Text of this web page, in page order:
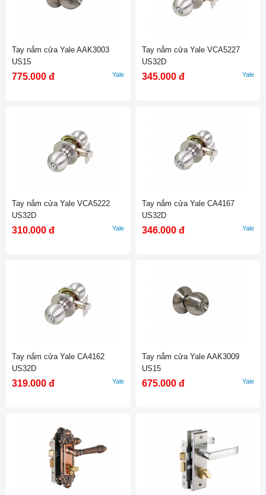
Tay nắm cửa Yale AAK3003
US15
775.000 đ Yale
Tay nắm cửa Yale VCA5227
US32D
345.000 đ Yale
Tay nắm cửa Yale VCA5222
US32D
310.000 đ Yale
Tay nắm cửa Yale CA4167
US32D
346.000 đ Yale
Tay nắm cửa Yale CA4162
US32D
319.000 đ Yale
Tay nắm cửa Yale AAK3009
US15
675.000 đ Yale